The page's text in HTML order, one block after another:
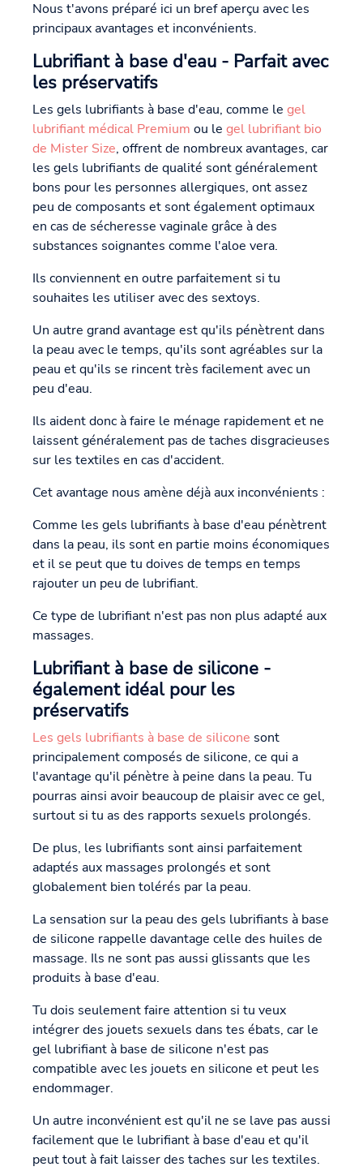
Nous t'avons préparé ici un bref aperçu avec les
principaux avantages et inconvénients.
Lubrifiant à base d'eau - Parfait avec
les préservatifs
Les gels lubrifiants à base d'eau, comme le gel
lubrifiant médical Premium ou le gel lubrifiant bio
de Mister Size, offrent de nombreux avantages, car
les gels lubrifiants de qualité sont généralement
bons pour les personnes allergiques, ont assez
peu de composants et sont également optimaux
en cas de sécheresse vaginale grâce à des
substances soignantes comme l'aloe vera.
Ils conviennent en outre parfaitement si tu
souhaites les utiliser avec des sextoys.
Un autre grand avantage est qu'ils pénètrent dans
la peau avec le temps, qu'ils sont agréables sur la
peau et qu'ils se rincent très facilement avec un
peu d'eau.
Ils aident donc à faire le ménage rapidement et ne
laissent généralement pas de taches disgracieuses
sur les textiles en cas d'accident.
Cet avantage nous amène déjà aux inconvénients :
Comme les gels lubrifiants à base d'eau pénètrent
dans la peau, ils sont en partie moins économiques
et il se peut que tu doives de temps en temps
rajouter un peu de lubrifiant.
Ce type de lubrifiant n'est pas non plus adapté aux
massages.
Lubrifiant à base de silicone -
également idéal pour les
préservatifs
Les gels lubrifiants à base de silicone sont
principalement composés de silicone, ce qui a
l'avantage qu'il pénètre à peine dans la peau. Tu
pourras ainsi avoir beaucoup de plaisir avec ce gel,
surtout si tu as des rapports sexuels prolongés.
De plus, les lubrifiants sont ainsi parfaitement
adaptés aux massages prolongés et sont
globalement bien tolérés par la peau.
La sensation sur la peau des gels lubrifiants à base
de silicone rappelle davantage celle des huiles de
massage. Ils ne sont pas aussi glissants que les
produits à base d'eau.
Tu dois seulement faire attention si tu veux
intégrer des jouets sexuels dans tes ébats, car le
gel lubrifiant à base de silicone n'est pas
compatible avec les jouets en silicone et peut les
endommager.
Un autre inconvénient est qu'il ne se lave pas aussi
facilement que le lubrifiant à base d'eau et qu'il
peut tout à fait laisser des taches sur les textiles.